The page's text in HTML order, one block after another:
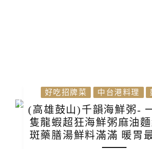
好吃招牌菜 中台港料理
(高雄鼓山)千韻海鮮粥-
隻龍蝦超狂海鮮粥麻油
斑藥膳湯鮮料滿滿 暖胃